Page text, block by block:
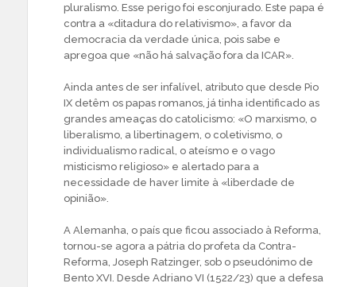
pluralismo. Esse perigo foi esconjurado. Este papa é
contra a «ditadura do relativismo», a favor da
democracia da verdade única, pois sabe e
apregoa que «não há salvação fora da ICAR».
Ainda antes de ser infalível, atributo que desde Pio
IX detêm os papas romanos, já tinha identificado as
grandes ameaças do catolicismo: «O marxismo, o
liberalismo, a libertinagem, o coletivismo, o
individualismo radical, o ateísmo e o vago
misticismo religioso» e alertado para a
necessidade de haver limite à «liberdade de
opinião».
A Alemanha, o país que ficou associado à Reforma,
tornou-se agora a pátria do profeta da Contra-
Reforma, Joseph Ratzinger, sob o pseudónimo de
Bento XVI. Desde Adriano VI (1522/23) que a defesa